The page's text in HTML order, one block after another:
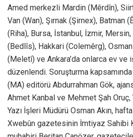
Amed merkezli Mardin (Mêrdîn),
Van (Wan), Şırnak (Şirnex), Batman
(Riha), Bursa, İstanbul, İzmir,
(Bedlîs), Hakkari (Colemêrg),
(Meletî) ve Ankara’da onlarca ev ve
düzenlendi. Soruşturma
(MA) editörü Abdurrahman Gök,
Ahmet Kanbal ve Mehmet Şah
Yazı İşleri Müdürü Osman Akın,
Xwebûn gazetesinin İmtiyaz Sahibi